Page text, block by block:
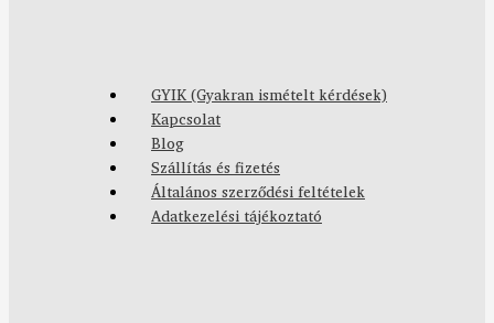
GYIK (Gyakran ismételt kérdések)
Kapcsolat
Blog
Szállítás és fizetés
Általános szerződési feltételek
Adatkezelési tájékoztató